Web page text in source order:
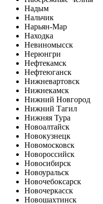
Надым
Нальчик
Нарьян-Мар
Находка
Невиномысск
Нерюнгри
Нефтекамск
Нефтеюганск
Нижневартовск
Нижнекамск
Нижний Новгород
Нижний Тагил
Нижняя Тура
Новоалтайск
Новокузнецк
Новомосковск
Новороссийск
Новосибирск
Новоуральск
Новочебоксарск
Новочеркасск
Новошахтинск